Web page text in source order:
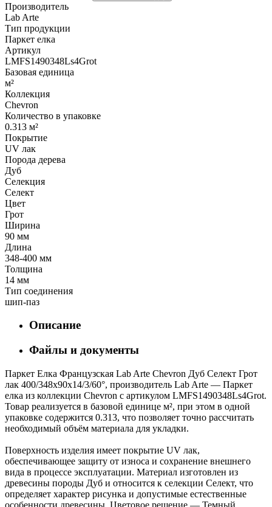
Производитель
Lab Arte
Тип продукции
Паркет елка
Артикул
LMFS1490348Ls4Grot
Базовая единица
м²
Коллекция
Chevron
Количество в упаковке
0.313 м²
Покрытие
UV лак
Порода дерева
Дуб
Селекция
Селект
Цвет
Грот
Ширина
90 мм
Длина
348-400 мм
Толщина
14 мм
Тип соединения
шип-паз
Описание
Файлы и документы
Паркет Елка Французская Lab Arte Chevron Дуб Селект Грот
лак 400/348х90х14/3/60°, производитель Lab Arte — Паркет
елка из коллекции Chevron с артикулом LMFS1490348Ls4Grot.
Товар реализуется в базовой единице м², при этом в одной
упаковке содержится 0.313, что позволяет точно рассчитать
необходимый объём материала для укладки.
Поверхность изделия имеет покрытие UV лак,
обеспечивающее защиту от износа и сохранение внешнего
вида в процессе эксплуатации. Материал изготовлен из
древесины породы Дуб и относится к селекции Селект, что
определяет характер рисунка и допустимые естественные
особенности древесины. Цветовое решение — Темный,